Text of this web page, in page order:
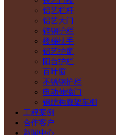
铝艺栏杆
铝艺大门
锌钢护栏
楼梯扶手
铝艺护窗
阳台护栏
百叶窗
不锈钢护栏
电动伸缩门
钢结构廊架车棚
工程案例
合作客户
新闻中心